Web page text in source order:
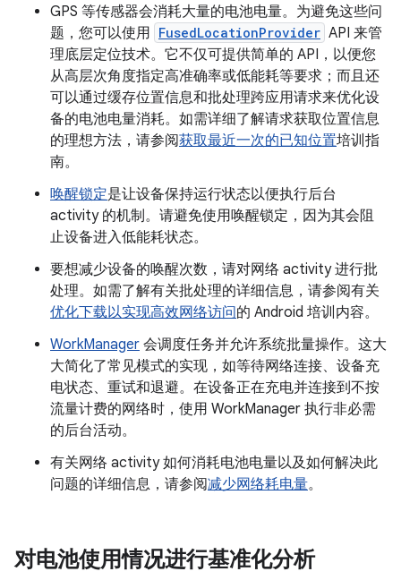
GPS 等传感器会消耗大量的电池电量。为避免这些问
题，您可以使用 FusedLocationProvider API 来管
理底层定位技术。它不仅可提供简单的 API，以便您
从高层次角度指定高准确率或低能耗等要求；而且还
可以通过缓存位置信息和批处理跨应用请求来优化设
备的电池电量消耗。如需详细了解请求获取位置信息
的理想方法，请参阅获取最近一次的已知位置培训指
南。
唤醒锁定是让设备保持运行状态以便执行后台
activity 的机制。请避免使用唤醒锁定，因为其会阻
止设备进入低能耗状态。
要想减少设备的唤醒次数，请对网络 activity 进行批
处理。如需了解有关批处理的详细信息，请参阅有关
优化下载以实现高效网络访问的 Android 培训内容。
WorkManager 会调度任务并允许系统批量操作。这大
大简化了常见模式的实现，如等待网络连接、设备充
电状态、重试和退避。在设备正在充电并连接到不按
流量计费的网络时，使用 WorkManager 执行非必需
的后台活动。
有关网络 activity 如何消耗电池电量以及如何解决此
问题的详细信息，请参阅减少网络耗电量。
对电池使用情况进行基准化分析